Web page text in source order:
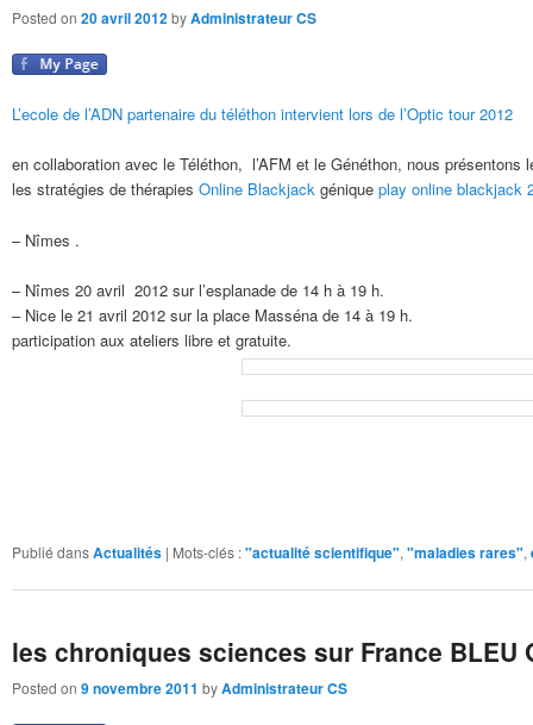
Posted on 20 avril 2012byAdministrateur CS
L’ecole de l’ADN partenaire du téléthon intervient lors de l’Optic tour 2012
en collaboration avec le Téléthon, l’AFM et le Généthon, nous
les stratégies de thérapies Online Blackjack génique play online blackjack
– Nîmes .
– Nîmes 20 avril 2012 sur l’esplanade de 14 h à 19 h.
– Nice le 21 avril 2012 sur la place Masséna de 14 à 19 h.
participation aux ateliers libre et gratuite.
Publié dansActualités | Mots-clés :"actualité scientifique", "maladies rares",
les chroniques sciences sur France BLEU
Posted on 9 novembre 2011 byAdministrateur CS